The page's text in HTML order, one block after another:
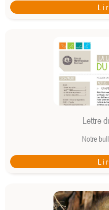
Lettre
Notre